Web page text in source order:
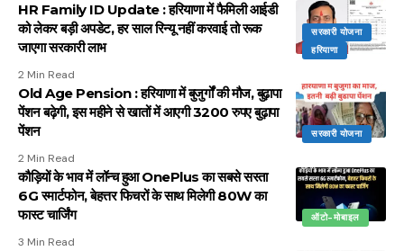
सरकारी योजना
हरियाणा
HR Family ID Update : हरियाणा में फैमिली आईडी
को लेकर बड़ी अपडेट, हर साल रिन्यू नहीं करवाई तो रूक
जाएगा सरकारी लाभ
2 Min Read
सरकारी योजना
Old Age Pension : हरियाणा में बुजुर्गों की मौज, बुढ़ापा
पेंशन बढ़ेगी, इस महीने से खातों में आएगी 3200 रुपए बुढ़ापा
पेंशन
2 Min Read
ऑटो-मोबाइल
कौड़ियों के भाव में लॉन्च हुआ OnePlus का सबसे सस्ता
6G स्मार्टफोन, बेहत्तर फिचरों के साथ मिलेगी 80W का
फास्ट चार्जिंग
3 Min Read